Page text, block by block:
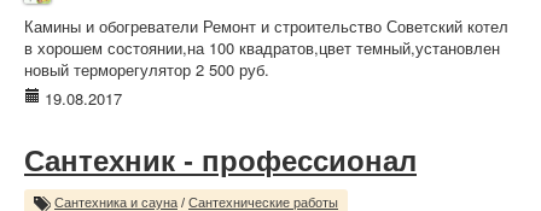
Камины и обогреватели Ремонт и строительство Советский котел
в хорошем состоянии,на 100 квадратов,цвет темный,установлен
новый терморегулятор 2 500 руб.
19.08.2017
Сантехник - профессионал
Сантехника и сауна / Сантехнические работы